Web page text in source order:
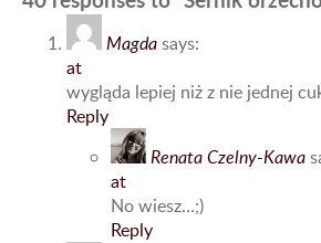
Magdasays:
at
wygląda lepiej niż z nie jednej
Reply
Renata Czelny-Kawa
at
No wiesz…;)
Reply